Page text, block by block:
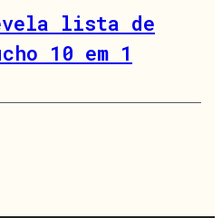
lista de
10 em 1